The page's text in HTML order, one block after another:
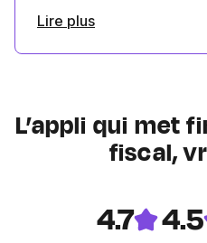
Lire plus
L’appli qui met
fiscal,
4.7 4.5